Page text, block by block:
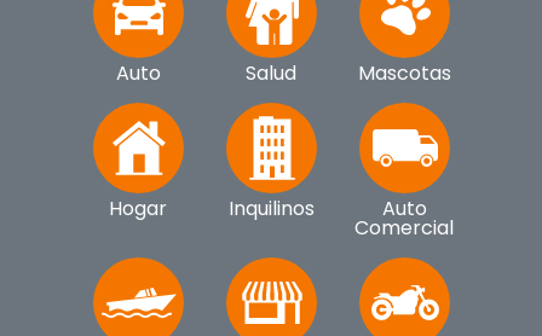
Auto Salud Mascotas
Hogar Inquilinos Auto
Comercial